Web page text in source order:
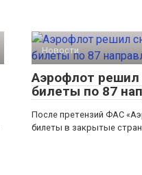
Новости
Аэрофлот
билеты по 87
После претензий ФАС
билеты в закрытые